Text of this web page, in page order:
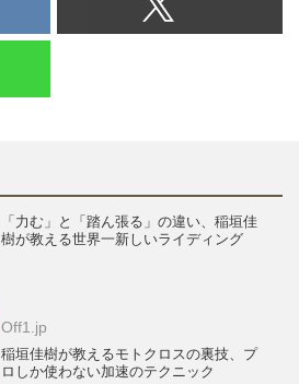
「力む」と「踏ん張る」の違い、稲垣佳
樹が教える世界一新しいライディング
Off1.jp
稲垣佳樹が教えるモトクロスの裏技、プ
ロしか使わない加速のテクニック